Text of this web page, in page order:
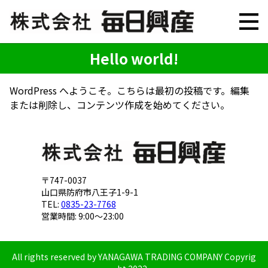
Hello world!
WordPress へようこそ。こちらは最初の投稿です。編集
または削除し、コンテンツ作成を始めてください。
〒747-0037
山口県防府市八王子1-9-1
TEL: 0835-23-7768
営業時間: 9:00～23:00
All rights reserved by YANAGAWA TRADING COMPANY Copyrig